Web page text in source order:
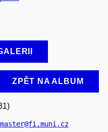
ZPĚT NA ALBUM
@fi.muni.cz